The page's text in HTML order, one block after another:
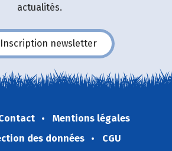
actualités.
Inscription newsletter
Mentions légales
des données
CGU